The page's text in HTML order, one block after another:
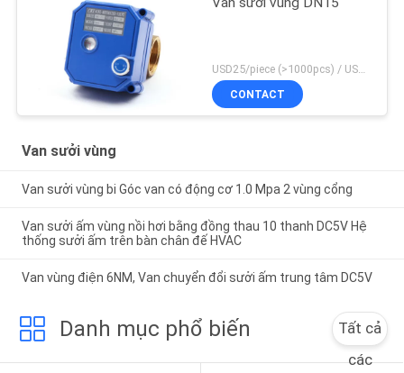
CONTACT
Van sưởi vùng
Van sưởi vùng bi Góc van có động cơ 1.0 Mpa 2 vùng cổng
Van sưởi ấm vùng nồi hơi bằng đồng thau 10 thanh DC5V Hệ
thống sưởi ấm trên bàn chân đế HVAC
Van vùng điện 6NM, Van chuyển đổi sưởi ấm trung tâm DC5V
Danh mục phổ biến
Tất cả
các